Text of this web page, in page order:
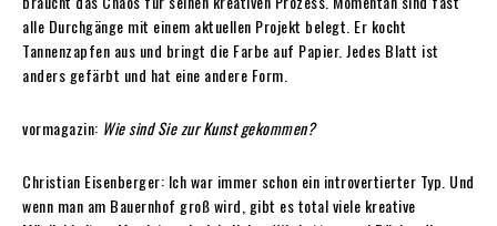
alle Durchgänge mit einem aktuellen Projekt belegt. Er kocht
Tannenzapfen aus und bringt die Farbe auf Papier. Jedes Blatt ist
anders gefärbt und hat eine andere Form.
vormagazin: Wie sind Sie zur Kunstgekommen?
Christian Eisenberger: Ich war immer schon ein introvertierter Typ. Und
wenn man am Bauernhof groß wird, gibt es total viele kreative